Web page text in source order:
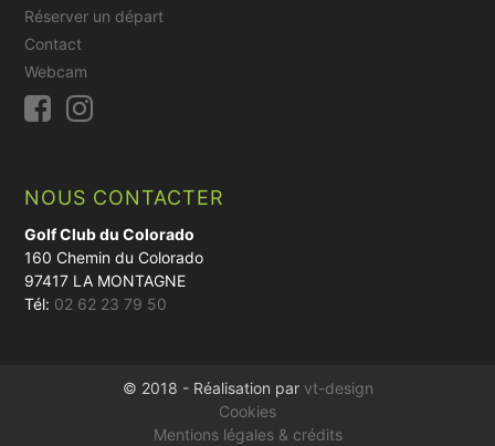
Réserver un départ
Contact
Webcam
NOUS CONTACTER
Golf Club du Colorado
160 Chemin du Colorado
97417 LA MONTAGNE
Tél: 02 62 23 79 50
© 2018 - Réalisation par vt-design
Cookies
Mentions légales & crédits